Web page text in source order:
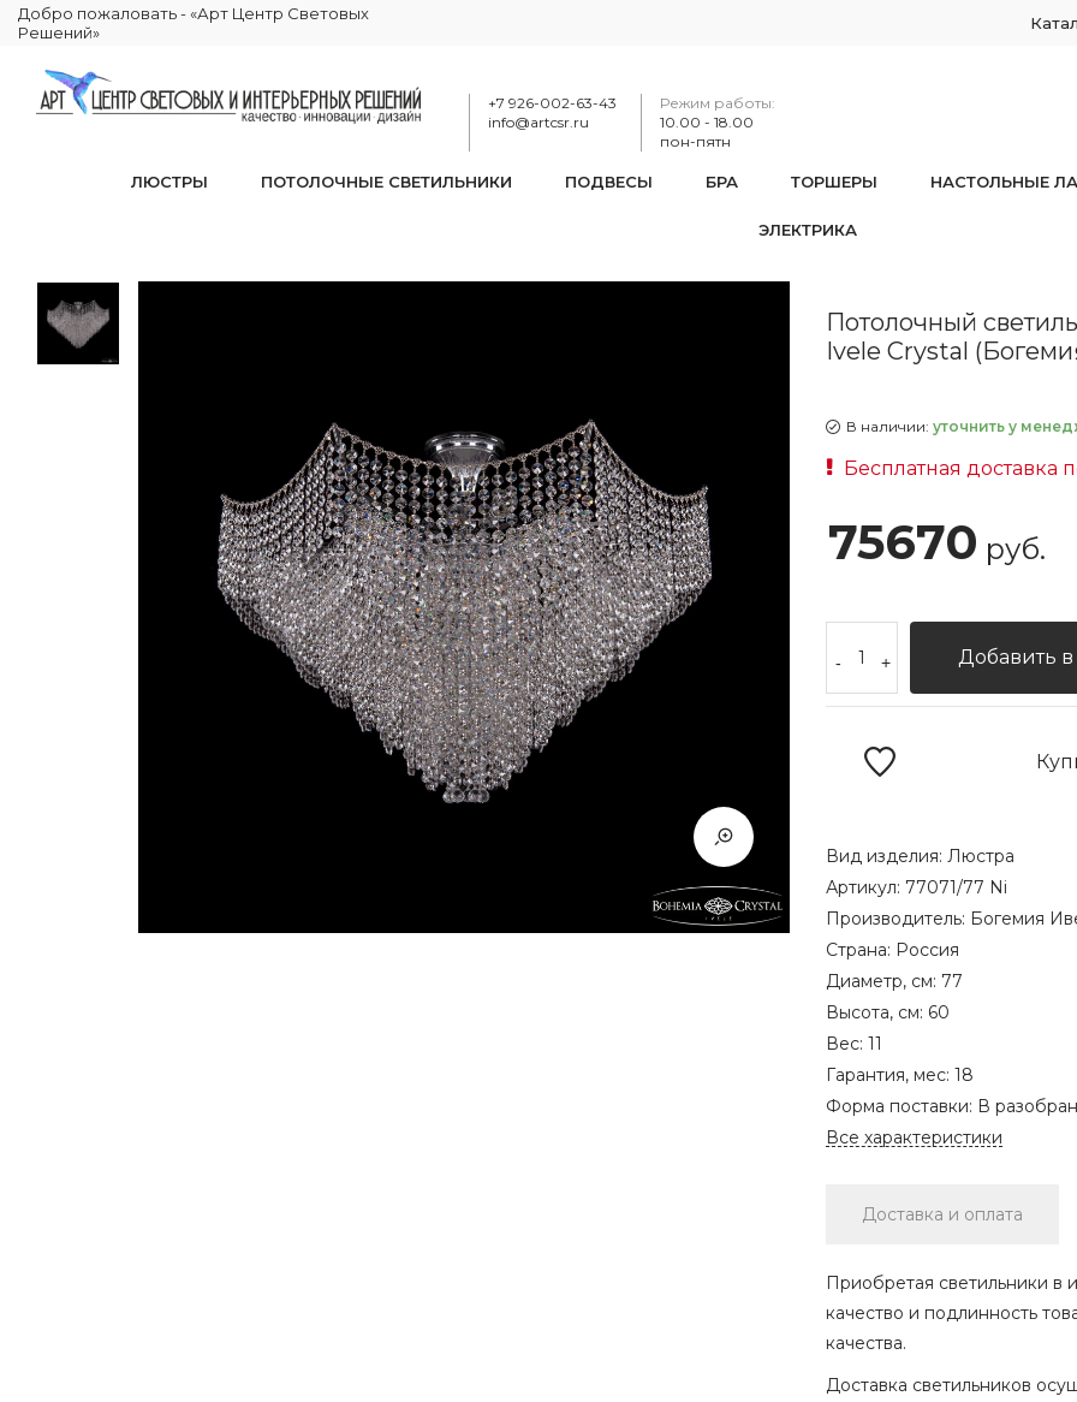
Добро пожаловать - «Арт Центр Световых
Решений»
+7 926-002-63-43
info@artcsr.ru
Режим работы:
10.00 - 18.00
пон-пятн
ЛЮСТРЫ ПОТОЛОЧНЫЕ СВЕТИЛЬНИКИ ПОДВЕСЫ БРА ТОРШЕРЫ НАСТОЛЬНЫЕ
ЭЛЕКТРИКА
Потолочный
Ivele Crystal
В наличии: уточнить у
Бесплатная доставка
75670 руб.
- + Добавить
Вид изделия: Люстра
Артикул: 77071/77 Ni
Производитель: Богемия
Страна: Россия
Диаметр, см: 77
Высота, см: 60
Вес: 11
Гарантия, мес: 18
Форма поставки: В
Все характеристики
Доставка и оплата
Приобретая светильники в
качество и подлинность
качества.
Доставка светильников